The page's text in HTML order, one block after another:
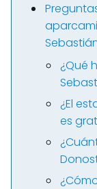
¿Qué
¿El
es